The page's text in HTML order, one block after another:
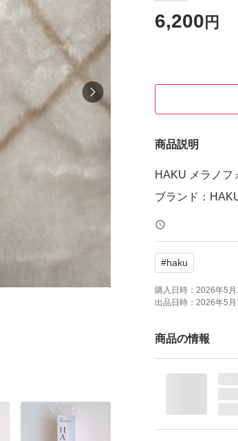
6,200 円
商品説明
HAKU メラノフ
ブランド：
#haku
購入日時： 2026年5
出品日時： 2026年5
商品の情報